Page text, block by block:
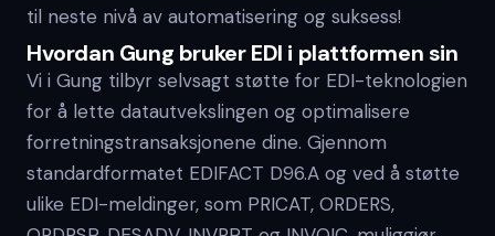
til neste nivå av automatisering og suksess!
Hvordan Gung bruker EDI i plattformen sin
Vi i Gung tilbyr selvsagt støtte for EDI-teknologien
for å lette datautvekslingen og optimalisere
forretningstransaksjonene dine. Gjennom
standardformatet EDIFACT D96.A og ved å støtte
ulike EDI-meldinger, som PRICAT, ORDERS,